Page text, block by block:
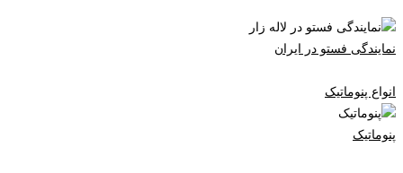
نمایندگی فستو در ایران
انواع پنوماتیک
پنوماتیک